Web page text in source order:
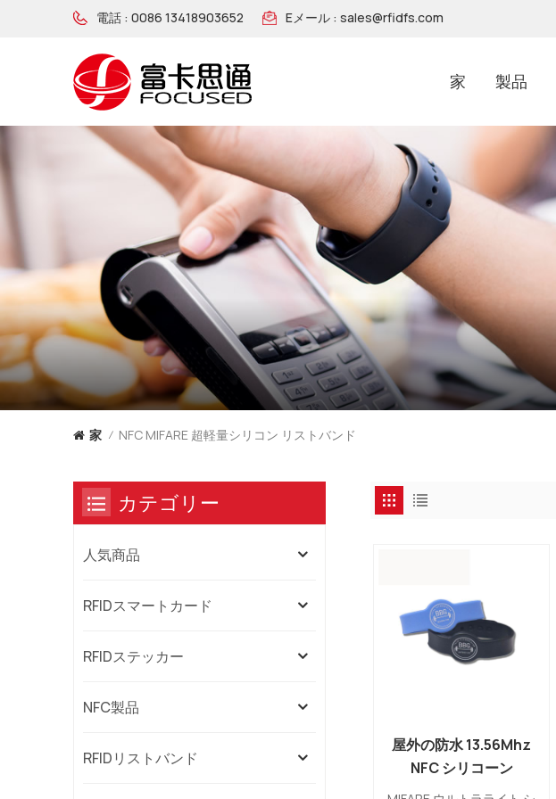
電話 : 0086 13418903652 Eメール : sales@rfidfs.com
家 製品
家 / NFC MIFARE 超軽量シリコン リストバンド
屋外の防水 13.56Mhz
NFC シリコーン
MIFARE 超軽量 EV1 フ
カテゴリー
人気商品
RFIDスマートカード
RFIDステッカー
NFC製品
RFIDリストバンド